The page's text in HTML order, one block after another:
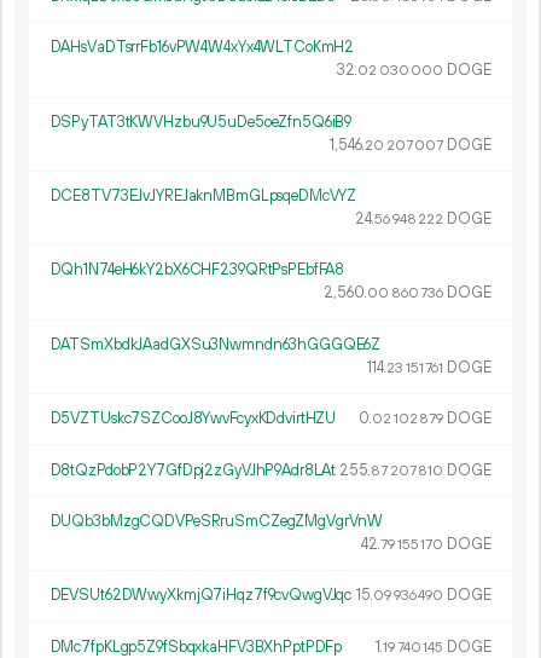
DAHsVaDTsrrFb16vPW4W4xYx4WLTCoKmH2
32.02 030 000 DOGE
DSPyTAT3tKWVHzbu9U5uDe5oeZfn5Q6iB9
1 546.20 207007 DOGE
DCE8TV73EJvJYREJaknMBmGLpsqeDMcVYZ
24.56948 222 DOGE
DQh1N74eH6kY2bX6CHF239QRtPsPEbfFA8
2 560.00 860736 DOGE
DATSmXbdkJAadGXSu3Nwmndn63hGGGQE6Z
114.23 151761 DOGE
D5VZTUskc7SZCooJ8YwvFcyxKDdvirtHZU 0.02 102 879 DOGE
D8tQzPdobP2Y7GfDpj2zGyVJhP9Adr8LAt 255.87 207810 DOGE
DUQb3bMzgCQDVPeSRruSmCZegZMgVgrVnW
42.79155170 DOGE
DEVSUt62DWwyXkmjQ7iHqz7f9cvQwgVJqc 15.09936490 DOGE
DMc7fpKLgp5Z9fSbqxkaHFV3BXhPptPDFp 1.19740145 DOGE